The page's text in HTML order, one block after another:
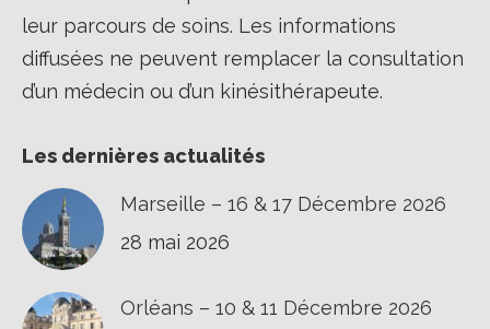
leur parcours de soins. Les informations
diffusées ne peuvent remplacer la consultation
d’un médecin ou d’un kinésithérapeute.
Les dernières actualités
Marseille – 16 & 17 Décembre 2026
28 mai 2026
Orléans – 10 & 11 Décembre 2026